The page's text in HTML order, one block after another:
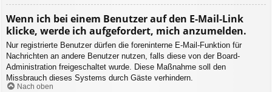
Wenn ich bei einem Benutzer auf den E-Mail-Link
klicke, werde ich aufgefordert, mich anzumelden.
Nur registrierte Benutzer dürfen die foreninterne E-Mail-Funktion für
Nachrichten an andere Benutzer nutzen, falls diese von der Board-
Administration freigeschaltet wurde. Diese Maßnahme soll den
Missbrauch dieses Systems durch Gäste verhindern.
Nach oben